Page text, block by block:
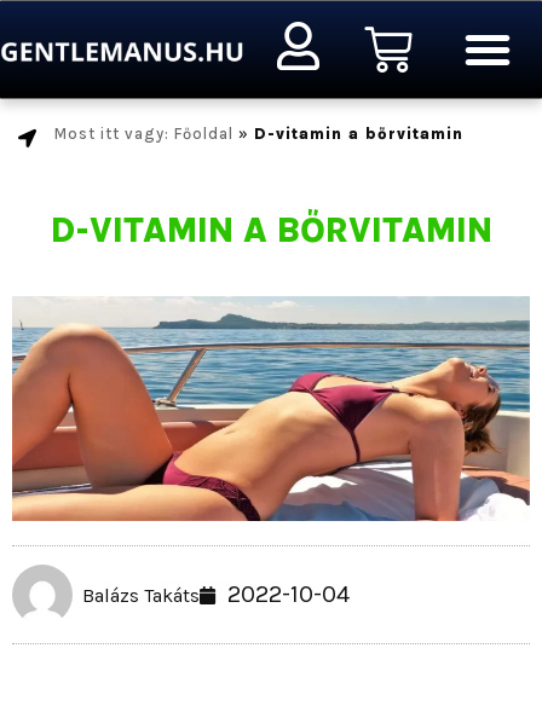
a
Kosár
Most itt vagy: Főoldal » D-vitamin a bőrvitamin
D-VITAMIN A BŐRVITAMIN
Balázs Takáts 2022-10-04